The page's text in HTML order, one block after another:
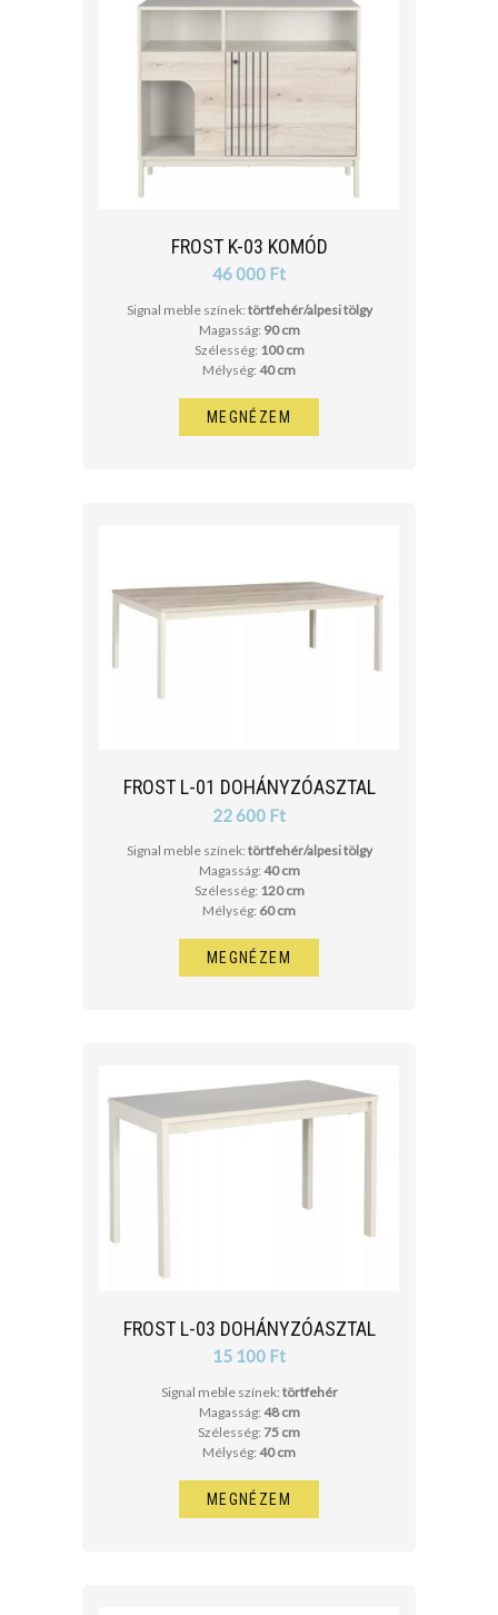
FROST K-03 KOMÓD
46 000 Ft
Signal meble színek: törtfehér/alpesi tölgy
Magasság: 90 cm
Szélesség: 100 cm
Mélység: 40 cm
MEGNÉZEM
FROST L-01 DOHÁNYZÓASZTAL
22 600 Ft
Signal meble színek: törtfehér/alpesi tölgy
Magasság: 40 cm
Szélesség: 120 cm
Mélység: 60 cm
MEGNÉZEM
FROST L-03 DOHÁNYZÓASZTAL
15 100 Ft
Signal meble színek: törtfehér
Magasság: 48 cm
Szélesség: 75 cm
Mélység: 40 cm
MEGNÉZEM